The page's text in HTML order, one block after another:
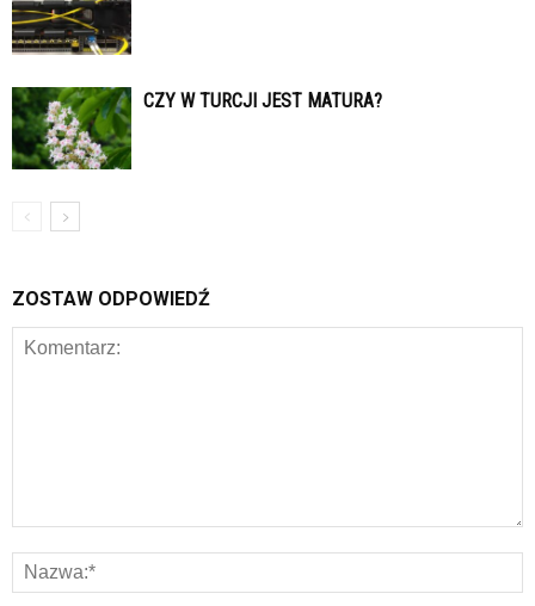
CZY W TURCJI JEST MATURA?
ZOSTAW ODPOWIEDŹ